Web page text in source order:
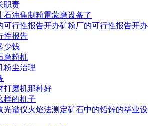
职责
石油焦制粉雷蒙磨设备了
可行性报告开办矿粉厂的可行性报告开办
性报告
少钱
磨粉机
粉尘治理
打磨机那种好
样的机子
光谱仪火焰法测定矿石中的铅锌的毕业设